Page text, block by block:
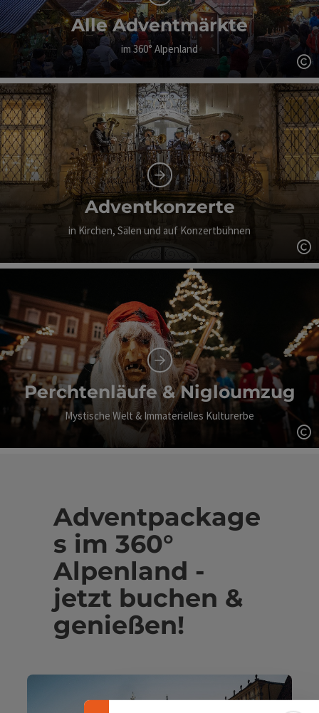
Alle Adventmärkte
im 360° Alpenland
Adventkonzerte
in Kirchen, Sälen und auf Konzertbühnen
Perchtenläufe & Nigloumzug
Mystische Welt & Immaterielles Kulturerbe
Adventpackage
s im 360°
Alpenland -
jetzt buchen &
genießen!